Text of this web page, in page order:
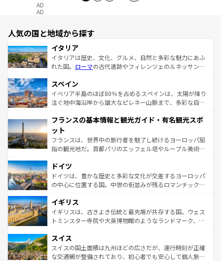
AD
AD
人気の国と地域から探す
イタリア
イタリアは歴史、文化、グルメ、自然と多彩な魅力にあふ
れた国。 ローマの古代遺跡やフィレンツェのルネッサンス
ろん、トスカーナの美しい田園風景やアマルフィ海岸の絶
景など、自然景観も見逃せない。観光の合間には、本場の
ピザやパスタなど、絶品のイタリア料理を堪能することも
ませてくれるイタリアで、忘れられない旅をしてみよう！
なお、新着のイタリア情報は
しい。
スペイン
イベリア半島のほぼ80％を占めるスペインは、太陽が降り
注ぐ地中海沿岸から雄大なピレネー山脈まで、多彩な自然
文化が根付くこの国では、情熱的なフラメンコ、熱気あふ
れる闘牛、そして美味しいタパスが生活の一部となってい
る。首都マドリードの洗練された雰囲気や、バルセロナの
アートに溢れた街角から、地方では古代ローマ遺跡や中世
せる。地方によって風土や気候が異なるスペインはその個
性で訪れる人を魅了する。 なお、新着のスペイン情報は コ
ンテンツ一覧を参照してほしい。
フランスの基本情報と観光ガイド・有名観光スポ
ット
フランスは、世界中の旅行者を魅了し続けるヨーロッパ屈
指の観光地だ。首都パリのエッフェル塔やルーブル美術館
で、幅広い魅力が詰まっている。華麗な宮殿、歴史的な大
聖堂、美しいビーチ、そして豊かな自然が、訪れる者を心
から魅了する。また、フランスは美食の国としても知ら
いる。シャンパンの発祥地であるランス、プロヴァンスの
香り高いラベンダー畑など、多彩な楽しみ方が可能だ。さ
らに、パリ以外の地域にも魅力が溢れており、どの街角に
れる地方に足を運ぶとそれぞれで全く異なる文化を体験で
きるだろう。 なお、新着のフランス情報はコンテンツ一覧
を参照してほしい。
ドイツ
ドイツは、豊かな歴史と多彩な文化が交差するヨーロッパ
の中心に位置する国。中世の街並みが残るロマンチック街
顔を持つこの国は、どこを歩いても飽きることがない。ベ
ルリンの文化的活気、バイエルン州のアルプスの絶景、そ
してライン川沿いのワイン畑といった風景は必見。ビール
は、お酒好きな人にはぜひ体験してほしい。 なお、新着の
ドイツ情報はコンテンツ一覧を参照してほしい。
イギリス
イギリスは、古きよき伝統と最先端が共存する国。ウェス
トミンスター寺院や大英博物館のようなランドマーク、歴
リアごとに異なる魅力がある。また、優雅なアフタヌーン
ティー、ビール好きにはたまらない英国パブ、サッカー観
戦など、本場だからこそできる体験も豊富。イギリスを旅
スイス
スイスの国土面積は九州ほどの広さだが、運行時刻が正確
な交通網が整備されており、初心者でも安心して個人旅行